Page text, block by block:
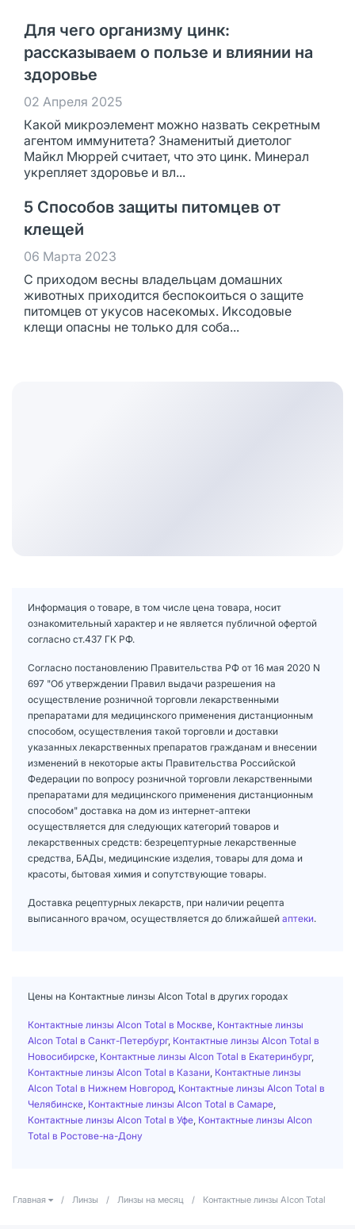
Для чего организму цинк:
рассказываем о пользе и влиянии на
здоровье
02 Апреля 2025
Какой микроэлемент можно назвать секретным
агентом иммунитета? Знаменитый диетолог
Майкл Мюррей считает, что это цинк. Минерал
укрепляет здоровье и вл...
5 Способов защиты питомцев от
клещей
06 Марта 2023
С приходом весны владельцам домашних
животных приходится беспокоиться о защите
питомцев от укусов насекомых. Иксодовые
клещи опасны не только для соба...
Информация о товаре, в том числе цена товара, носит
ознакомительный характер и не является публичной офертой
согласно ст.437 ГК РФ.
Согласно постановлению Правительства РФ от 16 мая 2020 N
697 "Об утверждении Правил выдачи разрешения на
осуществление розничной торговли лекарственными
препаратами для медицинского применения дистанционным
способом, осуществления такой торговли и доставки
указанных лекарственных препаратов гражданам и внесении
изменений в некоторые акты Правительства Российской
Федерации по вопросу розничной торговли лекарственными
препаратами для медицинского применения дистанционным
способом" доставка на дом из интернет-аптеки
осуществляется для следующих категорий товаров и
лекарственных средств: безрецептурные лекарственные
средства, БАДы, медицинские изделия, товары для дома и
красоты, бытовая химия и сопутствующие товары.
Доставка рецептурных лекарств, при наличии рецепта
выписанного врачом, осуществляется до ближайшей аптеки.
Цены на Контактные линзы Alcon Total в других городах
Контактные линзы Alcon Total в Москве Контактные линзы
Alcon Total в Санкт-Петербург, Контактные линзы Alcon Total в
Новосибирске Контактные линзы Alcon Total в Екатеринбург,
Контактные линзы Alcon Total в Казани Контактные линзы
Alcon Total в Нижнем Новгород Контактные линзы Alcon Total в
Челябинске Контактные линзы Alcon Total в Самаре
Контактные линзы Alcon Total в Уфе Контактные линзы Alcon
Total в Ростове-на-Дону
Главная / Линзы / Линзы на месяц / Контактные линзы Alcon Total